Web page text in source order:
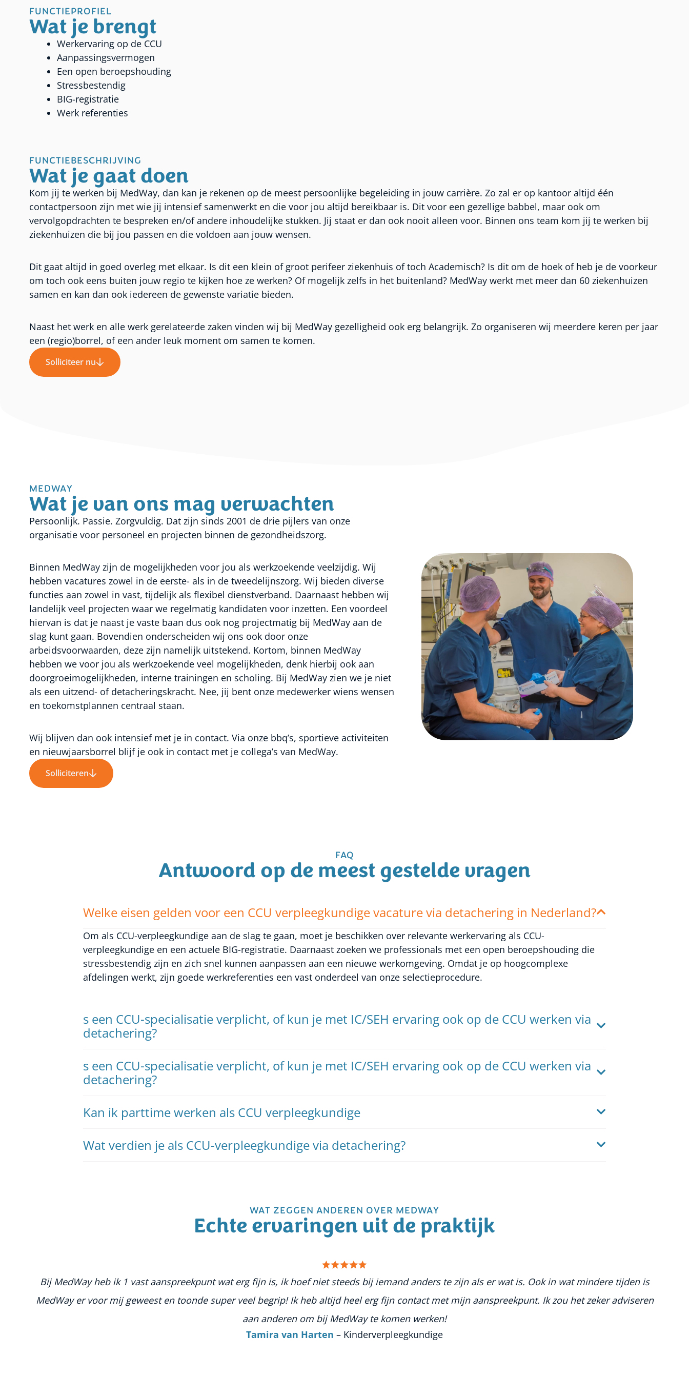
FUNCTIEPROFIEL
Wat je brengt
Werkervaring op de CCU
Aanpassingsvermogen
Een open beroepshouding
Stressbestendig
BIG-registratie
Werk referenties
FUNCTIEBESCHRIJVING
Wat je gaat doen
Kom jij te werken bij MedWay, dan kan je rekenen op de meest persoonlijke begeleiding in jouw carrière. Zo zal er op kantoor altijd één
contactpersoon zijn met wie jij intensief samenwerkt en die voor jou altijd bereikbaar is. Dit voor een gezellige babbel, maar ook om
vervolgopdrachten te bespreken en/of andere inhoudelijke stukken. Jij staat er dan ook nooit alleen voor. Binnen ons team kom jij te werken bij
ziekenhuizen die bij jou passen en die voldoen aan jouw wensen.
Dit gaat altijd in goed overleg met elkaar. Is dit een klein of groot perifeer ziekenhuis of toch Academisch? Is dit om de hoek of heb je de voorkeur
om toch ook eens buiten jouw regio te kijken hoe ze werken? Of mogelijk zelfs in het buitenland? MedWay werkt met meer dan 60 ziekenhuizen
samen en kan dan ook iedereen de gewenste variatie bieden.
Naast het werk en alle werk gerelateerde zaken vinden wij bij MedWay gezelligheid ook erg belangrijk. Zo organiseren wij meerdere keren per jaar
een (regio)borrel, of een ander leuk moment om samen te komen.
Solliciteer nu
MEDWAY
Wat je van ons mag verwachten
Persoonlijk. Passie. Zorgvuldig. Dat zijn sinds 2001 de drie pijlers van onze
organisatie voor personeel en projecten binnen de gezondheidszorg.
Binnen MedWay zijn de mogelijkheden voor jou als werkzoekende veelzijdig. Wij
hebben vacatures zowel in de eerste- als in de tweedelijnszorg. Wij bieden diverse
functies aan zowel in vast, tijdelijk als flexibel dienstverband. Daarnaast hebben wij
landelijk veel projecten waar we regelmatig kandidaten voor inzetten. Een voordeel
hiervan is dat je naast je vaste baan dus ook nog projectmatig bij MedWay aan de
slag kunt gaan. Bovendien onderscheiden wij ons ook door onze
arbeidsvoorwaarden, deze zijn namelijk uitstekend. Kortom, binnen MedWay
hebben we voor jou als werkzoekende veel mogelijkheden, denk hierbij ook aan
doorgroeimogelijkheden, interne trainingen en scholing. Bij MedWay zien we je niet
als een uitzend- of detacheringskracht. Nee, jij bent onze medewerker wiens wensen
en toekomstplannen centraal staan.
Wij blijven dan ook intensief met je in contact. Via onze bbq’s, sportieve activiteiten
en nieuwjaarsborrel blijf je ook in contact met je collega’s van MedWay.
Solliciteren
FAQ
Antwoord op de meest gestelde vragen
Welke eisen gelden voor een CCU verpleegkundige vacature via detachering in Nederland?
Om als CCU-verpleegkundige aan de slag te gaan, moet je beschikken over relevante werkervaring als CCU-
verpleegkundige en een actuele BIG-registratie. Daarnaast zoeken we professionals met een open beroepshouding die
stressbestendig zijn en zich snel kunnen aanpassen aan een nieuwe werkomgeving. Omdat je op hoogcomplexe
afdelingen werkt, zijn goede werkreferenties een vast onderdeel van onze selectieprocedure.
s een CCU-specialisatie verplicht, of kun je met IC/SEH ervaring ook op de CCU werken via
detachering?
s een CCU-specialisatie verplicht, of kun je met IC/SEH ervaring ook op de CCU werken via
detachering?
Kan ik parttime werken als CCU verpleegkundige
Wat verdien je als CCU-verpleegkundige via detachering?
WAT ZEGGEN ANDEREN OVER MEDWAY
Echte ervaringen uit de praktijk
Bij MedWay heb ik 1 vast aanspreekpunt wat erg fijn is, ik hoef niet steeds bij iemand anders te zijn als er wat is. Ook in wat mindere tijden is
MedWay er voor mij geweest en toonde super veel begrip! Ik heb altijd heel erg fijn contact met mijn aanspreekpunt. Ik zou het zeker adviseren
aan anderen om bij MedWay te komen werken!
Tamira van Harten – Kinderverpleegkundige